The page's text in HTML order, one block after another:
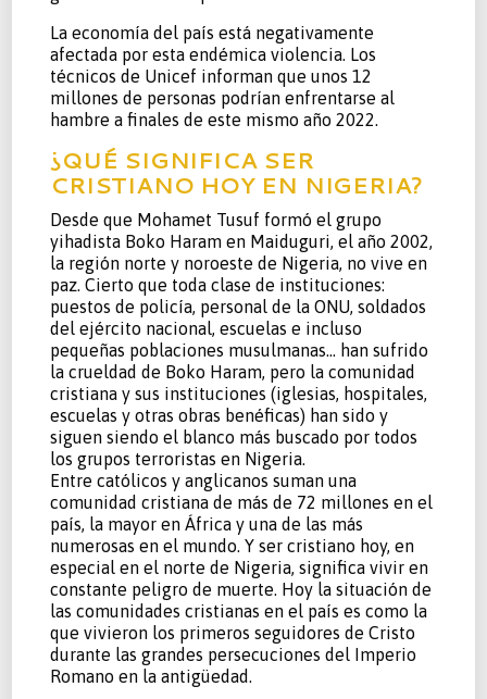
La economía del país está negativamente
afectada por esta endémica violencia. Los
técnicos de Unicef informan que unos 12
millones de personas podrían enfrentarse al
hambre a finales de este mismo año 2022.
¿QUÉ SIGNIFICA SER
CRISTIANO HOY EN NIGERIA?
Desde que Mohamet Tusuf formó el grupo
yihadista Boko Haram en Maiduguri, el año 2002,
la región norte y noroeste de Nigeria, no vive en
paz. Cierto que toda clase de instituciones:
puestos de policía, personal de la ONU, soldados
del ejército nacional, escuelas e incluso
pequeñas poblaciones musulmanas… han sufrido
la crueldad de Boko Haram, pero la comunidad
cristiana y sus instituciones (iglesias, hospitales,
escuelas y otras obras benéficas) han sido y
siguen siendo el blanco más buscado por todos
los grupos terroristas en Nigeria.
Entre católicos y anglicanos suman una
comunidad cristiana de más de 72 millones en el
país, la mayor en África y una de las más
numerosas en el mundo. Y ser cristiano hoy, en
especial en el norte de Nigeria, significa vivir en
constante peligro de muerte. Hoy la situación de
las comunidades cristianas en el país es como la
que vivieron los primeros seguidores de Cristo
durante las grandes persecuciones del Imperio
Romano en la antigüedad.